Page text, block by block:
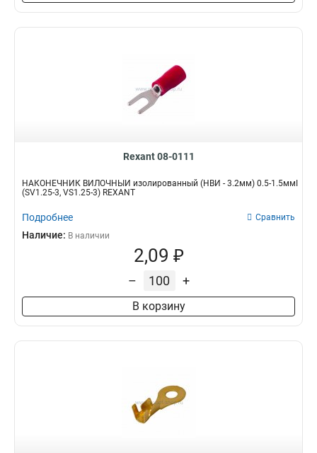
Rexant 08-0111
НАКОНЕЧНИК ВИЛОЧНЫЙ изолированный (НВИ - 3.2мм) 0.5-1.5ммІ
(SV1.25-3, VS1.25-3) REXANT
Подробнее Сравнить
Наличие: В наличии
2,09 ₽
– +
В корзину